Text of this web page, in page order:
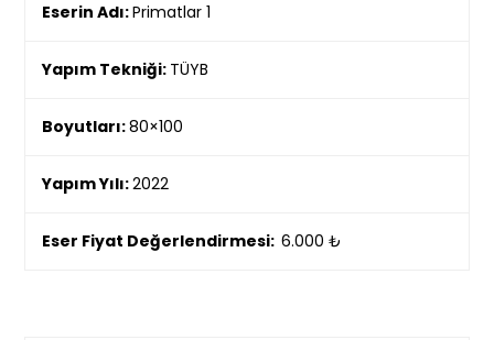
Eserin Adı:Primatlar 1
Yapım Tekniği: TÜYB
Boyutları:80×100
Yapım Yılı:2022
Eser Fiyat Değerlendirmesi: 6.000 ₺